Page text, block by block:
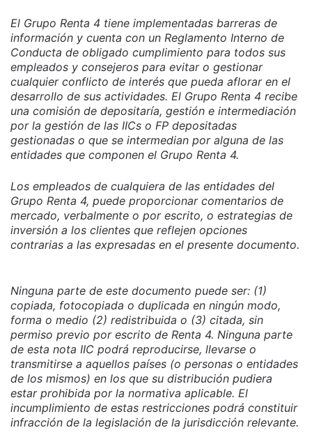
El Grupo Renta 4 tiene implementadas barreras de
información y cuenta con un Reglamento Interno de
Conducta de obligado cumplimiento para todos sus
empleados y consejeros para evitar o gestionar
cualquier conflicto de interés que pueda aflorar en el
desarrollo de sus actividades. El Grupo Renta 4 recibe
una comisión de depositaría, gestión e intermediación
por la gestión de las IICs o FP depositadas
gestionadas o que se intermedian por alguna de las
entidades que componen el Grupo Renta 4.
Los empleados de cualquiera de las entidades del
Grupo Renta 4, puede proporcionar comentarios de
mercado, verbalmente o por escrito, o estrategias de
inversión a los clientes que reflejen opciones
contrarias a las expresadas en el presente documento.
Ninguna parte de este documento puede ser: (1)
copiada, fotocopiada o duplicada en ningún modo,
forma o medio (2) redistribuida o (3) citada, sin
permiso previo por escrito de Renta 4. Ninguna parte
de esta nota IIC podrá reproducirse, llevarse o
transmitirse a aquellos países (o personas o entidades
de los mismos) en los que su distribución pudiera
estar prohibida por la normativa aplicable. El
incumplimiento de estas restricciones podrá constituir
infracción de la legislación de la jurisdicción relevante.